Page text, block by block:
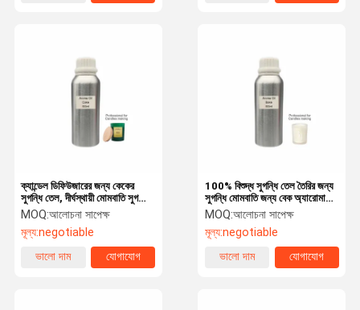
ক্যান্ডেল ডিফিউজারের জন্য কেকের
সুগন্ধি তেল, দীর্ঘস্থায়ী মোমবাতি সুগন্ধি
তেল
MOQ:আলোচনা সাপেক্ষ
মূল্য:negotiable
ভালো দাম
যোগাযোগ
100% বিশুদ্ধ সুগন্ধি তেল তৈরির জন্য
সুগন্ধি মোমবাতি জন্য বেক অ্যারোমা
তেল
MOQ:আলোচনা সাপেক্ষ
মূল্য:negotiable
ভালো দাম
যোগাযোগ